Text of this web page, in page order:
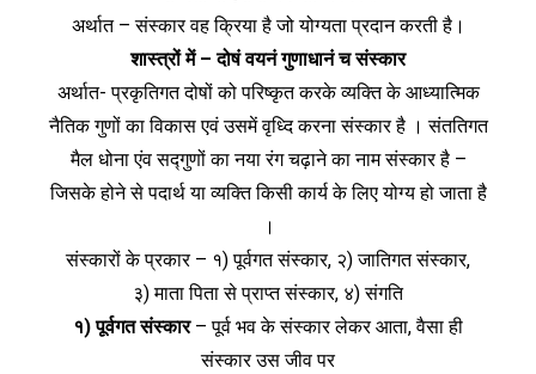
अर्थात – संस्कार वह क्रिया है जो योग्यता प्रदान करती है।
शास्त्रों में – दोषं वयनं गुणाधानं च संस्कार
अर्थात- प्रकृतिगत दोषों को परिष्कृत करके व्यक्‍ति के आध्यात्मिक
नैतिक गुणों का विकास एवं उसमें वृध्दि करना संस्कार है । संततिगत
मैल धोना एंव सद्‍गुणों का नया रंग चढ़ाने का नाम संस्कार है –
जिसके होने से पदार्थ या व्यक्‍ति किसी कार्य के लिए योग्य हो जाता है
।
संस्कारों के प्रकार – १) पूर्वगत संस्कार, २) जातिगत‌ संस्कार,
३) माता पिता से प्राप्त संस्कार, ४) संगति
१) पूर्वगत संस्कार– पूर्व भव के संस्कार लेकर आता, वैसा ही
संस्कार उस जीव पर